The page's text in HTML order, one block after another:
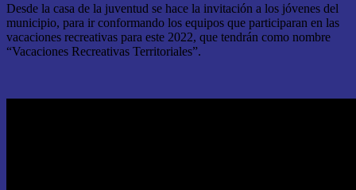
Desde la casa de la juventud se hace la invitación a los jóvenes del
municipio, para ir conformando los equipos que participaran en las
vacaciones recreativas para este 2022, que tendrán como nombre
“Vacaciones Recreativas Territoriales”.